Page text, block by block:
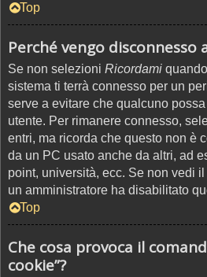
Top
Perché vengo
Se non selezioni Ricordami
sistema ti terrà connesso per un
serve a evitare che qualcuno
utente. Per rimanere connesso,
entri, ma ricorda che questo non è
da un PC usato anche da altri, ad
point, università, ecc. Se non vedi
un amministratore ha disabilitato
Top
Che cosa provoca il
cookie”?